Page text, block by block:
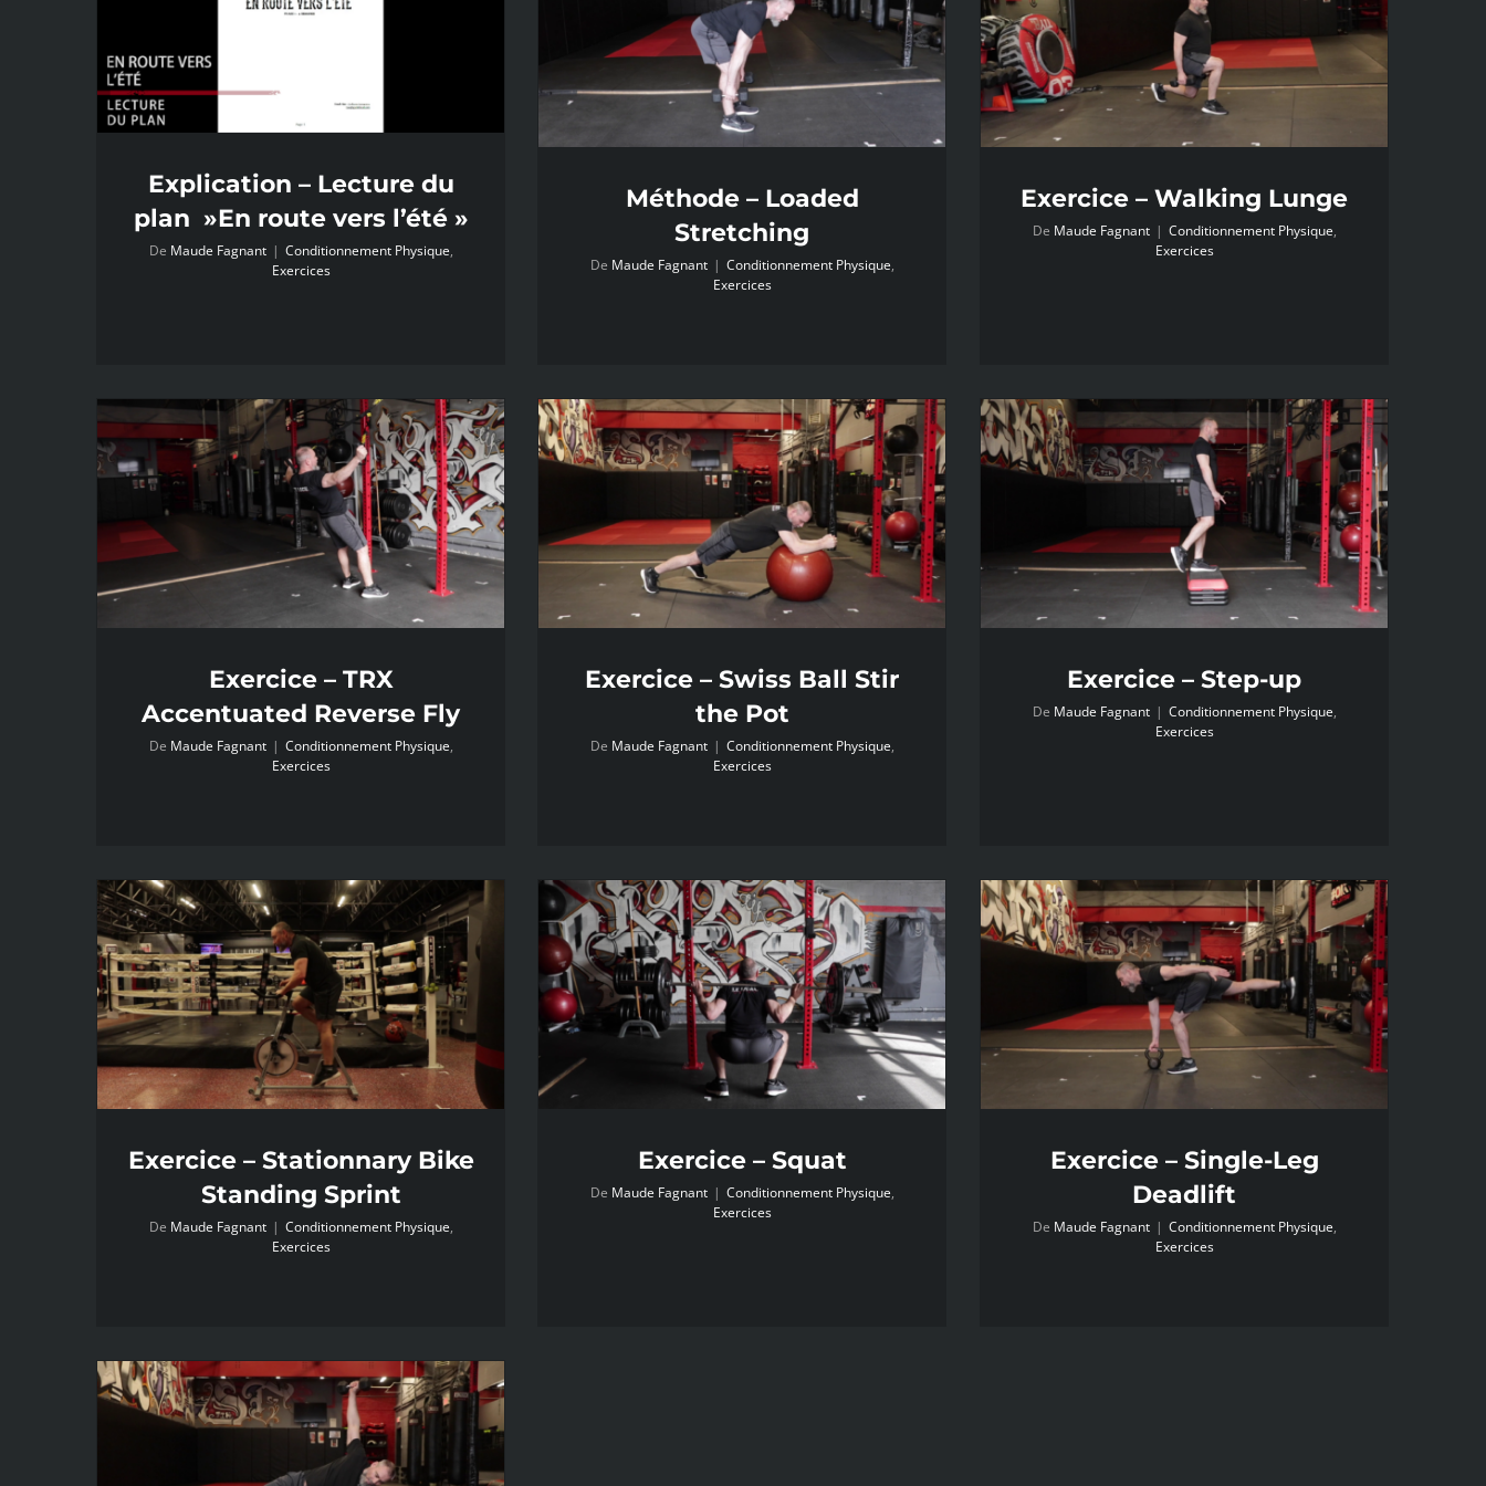
Explication – Lecture du
plan »En route vers l’été »
De Maude Fagnant | Conditionnement Physique,
Exercices
Méthode – Loaded
Stretching
De Maude Fagnant | Conditionnement Physique,
Exercices
Exercice – Walking Lunge
De Maude Fagnant | Conditionnement Physique,
Exercices
Exercice – TRX
Accentuated Reverse Fly
De Maude Fagnant | Conditionnement Physique,
Exercices
Exercice – Swiss Ball Stir
the Pot
De Maude Fagnant | Conditionnement Physique,
Exercices
Exercice – Step-up
De Maude Fagnant | Conditionnement Physique,
Exercices
Exercice – Stationnary Bike
Standing Sprint
De Maude Fagnant | Conditionnement Physique,
Exercices
Exercice – Squat
De Maude Fagnant | Conditionnement Physique,
Exercices
Exercice – Single-Leg
Deadlift
De Maude Fagnant | Conditionnement Physique,
Exercices